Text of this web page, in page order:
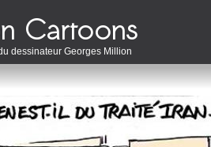
dessinateur Georges Million